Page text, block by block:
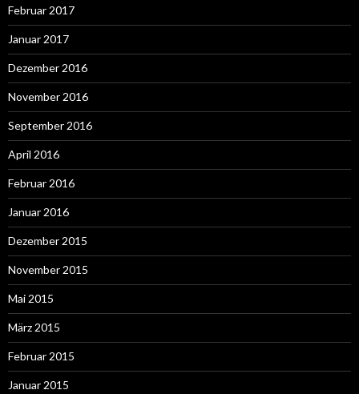
Februar 2017
Januar 2017
Dezember 2016
November 2016
September 2016
April 2016
Februar 2016
Januar 2016
Dezember 2015
November 2015
Mai 2015
März 2015
Februar 2015
Januar 2015